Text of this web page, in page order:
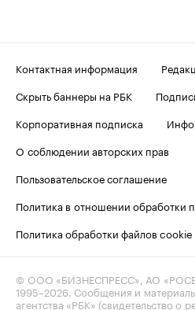
Контактная информация
Скрыть баннеры на РБК
Корпоративная подписка
О соблюдении авторских прав
Пользовательское соглашение
Политика в отношении обработки
Политика обработки файлов cookie
© ООО «БИЗНЕСПРЕСС», АО
1995–2026 . Сообщения и
агентства «РБК» (свидетельство о